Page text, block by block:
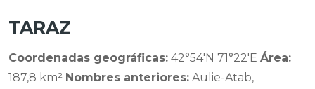
TARAZ
Coordenadas geográficas: 42°54′N 71°22′E Área:
187,8 km² Nombres anteriores: Aulie-Atab,